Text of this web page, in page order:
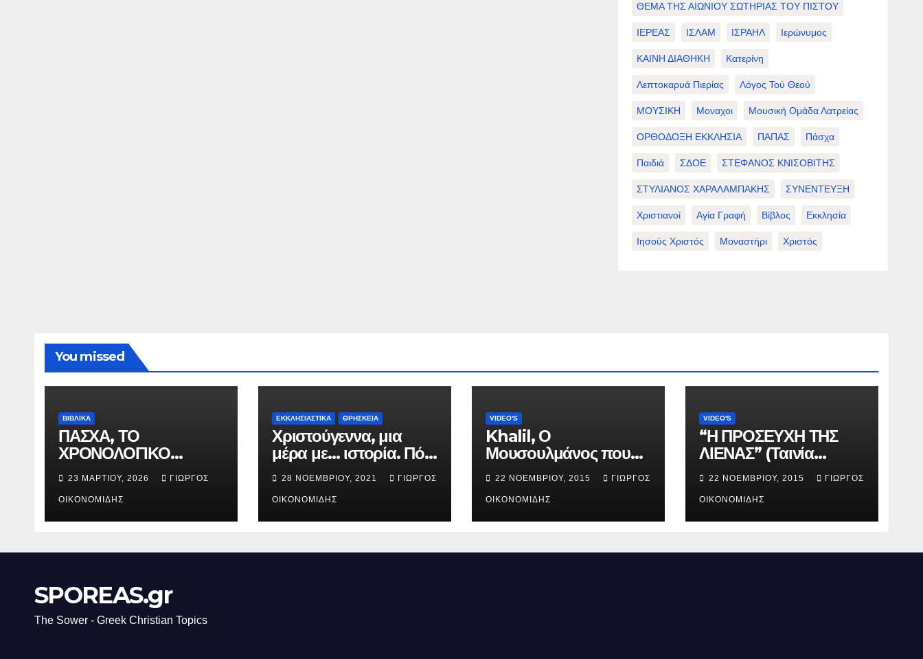
ΘΕΜΑ ΤΗΣ ΑΙΩΝΙΟΥ ΣΩΤΗΡΙΑΣ ΤΟΥ ΠΙΣΤΟΥ
ΙΕΡΕΑΣ ΙΣΛΑΜ ΙΣΡΑΗΛ Ιερώνυμος
ΚΑΙΝΗ ΔΙΑΘΗΚΗ Κατερίνη
Λεπτοκαρυά Πιερίας Λόγος Τού Θεού
ΜΟΥΣΙΚΗ Μοναχοι Μουσική Ομάδα Λατρείας
ΟΡΘΟΔΟΞΗ ΕΚΚΛΗΣΙΑ ΠΑΠΑΣ Πάσχα
Παιδιά ΣΔΟΕ ΣΤΕΦΑΝΟΣ ΚΝΙΣΟΒΙΤΗΣ
ΣΤΥΛΙΑΝΟΣ ΧΑΡΑΛΑΜΠΑΚΗΣ ΣΥΝΕΝΤΕΥΞΗ
Χριστιανοί Αγία Γραφή Βίβλος Εκκλησία
Ιησούς Χριστός Μοναστήρι Χριστός
You missed
ΒΙΒΛΙΚΑ
ΠΑΣΧΑ, ΤΟ
ΧΡΟΝΟΛΟΓΙΚΟ
ΔΙΑΓΡΑΜΜΑ ΤΗΣ
ΣΤΑΥΡΩΣΕΩΣ.
23 ΜΑΡΤΊΟΥ, 2026 ΓΙΏΡΓΟΣ
ΟΙΚΟΝΟΜΊΔΗΣ
ΕΚΚΛΗΣΙΑΣΤΙΚΑ ΘΡΗΣΚΕΙΑ
Χριστούγεννα, μια
μέρα με… ιστορία. Πότε
γεννήθηκε ο Ιησούς
Χριστός; (Βίντεο).
28 ΝΟΕΜΒΡΊΟΥ, 2021 ΓΙΏΡΓΟΣ
ΟΙΚΟΝΟΜΊΔΗΣ
VIDEO'S
Khalil, Ο
Μουσουλμάνος που
έγινε Χριστιανός.
22 ΝΟΕΜΒΡΊΟΥ, 2015 ΓΙΏΡΓΟΣ
ΟΙΚΟΝΟΜΊΔΗΣ
VIDEO'S
“Η ΠΡΟΣΕΥΧΗ ΤΗΣ
ΛΙΕΝΑΣ” (Ταινία
μικρού μήκους).
22 ΝΟΕΜΒΡΊΟΥ, 2015 ΓΙΏΡΓΟΣ
ΟΙΚΟΝΟΜΊΔΗΣ
SPOREAS.gr
The Sower - Greek Christian Topics